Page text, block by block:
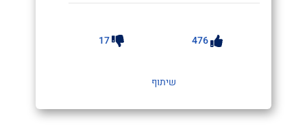
476
17
שיתוף